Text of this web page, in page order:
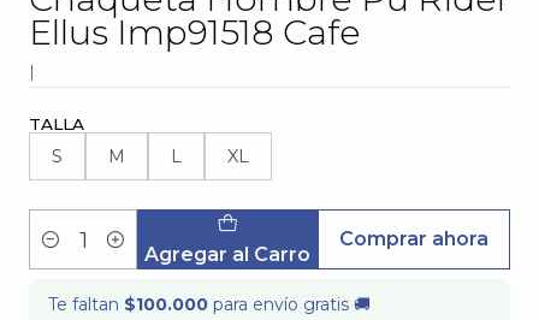
Ellus Imp91518 Cafe
|
TALLA
S M L XL
Cantidad Agregar al Carro
Comprar ahora
Te faltan $100.000 para envío gratis 🚚